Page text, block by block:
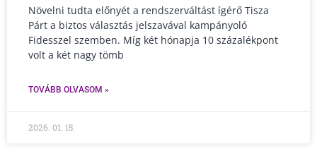
Növelni tudta előnyét a rendszerváltást ígérő Tisza
Párt a biztos választás jelszavával kampányoló
Fidesszel szemben. Míg két hónapja 10 százalékpont
volt a két nagy tömb
TOVÁBB OLVASOM »
2026. 01. 15.